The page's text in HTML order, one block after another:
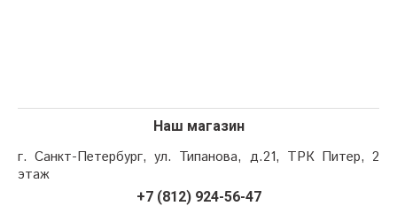
Наш магазин
г. Санкт-Петербург, ул. Типанова, д.21, ТРК Питер, 2
этаж
+7 (812) 924-56-47